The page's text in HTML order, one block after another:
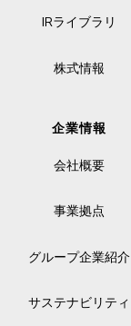
IRライブラリ
株式情報
企業情報
会社概要
事業拠点
グループ企業紹介
サステナビリティ